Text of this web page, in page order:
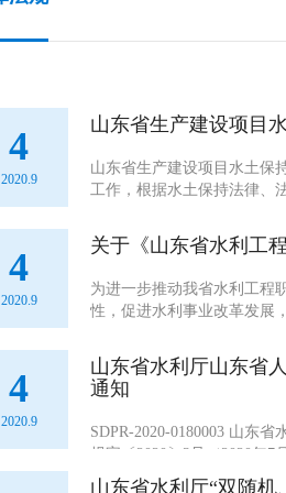
4
2020.9
山东省生产建设项目
山东省生产建设项目水土保
工作，根据水土保持法律、
4
2020.9
关于《山东省水利工
为进一步推动我省水利工程
性，促进水利事业改革发展
4
2020.9
山东省水利厅山东省
通知
SDPR-2020-0180003 山东
规字〔2020〕3号（2020年
山东省水利厅“双随机